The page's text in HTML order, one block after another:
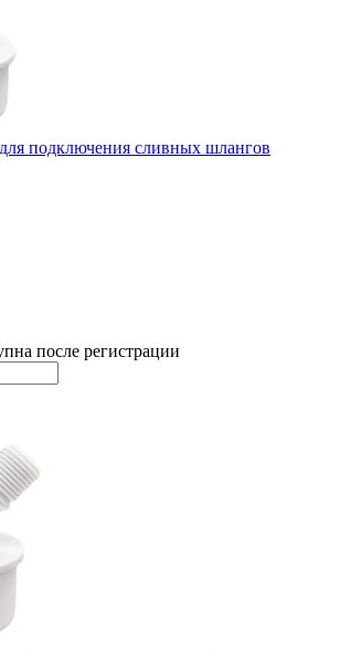
подключения сливных шлангов
после регистрации